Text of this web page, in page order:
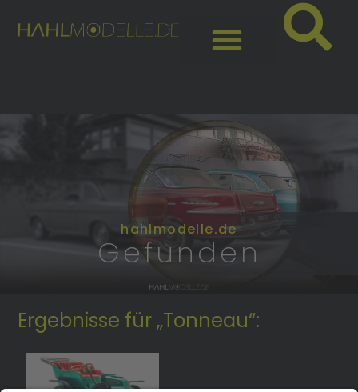
hahlmodelle.de
Gefunden
Ergebnisse für „Tonneau“: